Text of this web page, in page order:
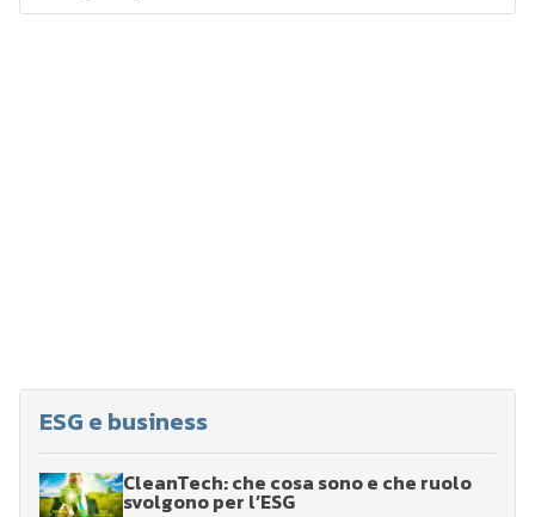
ESG e business
CleanTech: che cosa sono e che ruolo
svolgono per l’ESG